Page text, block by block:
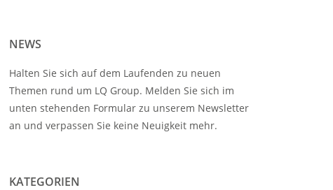
NEWS
Halten Sie sich auf dem Laufenden zu neuen
Themen rund um LQ Group. Melden Sie sich im
unten stehenden Formular zu unserem Newsletter
an und verpassen Sie keine Neuigkeit mehr.
KATEGORIEN